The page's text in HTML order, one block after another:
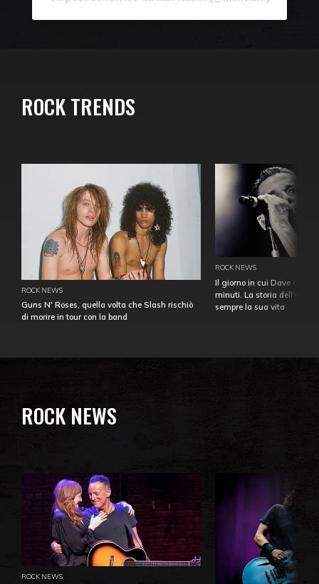
ROCK TRENDS
ROCK NEWS
Guns N' Roses, quella volta che Slash rischiò
di morire in tour con la band
ROCK NEWS
Il giorno in cui Dave
minuti. La storia
sempre la sua vita
ROCK NEWS
ROCK NEWS